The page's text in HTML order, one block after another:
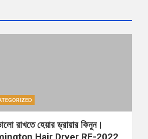
রাখতে হেয়ার ড্রায়ার কিনুন।
Hair Dryer RE-2022